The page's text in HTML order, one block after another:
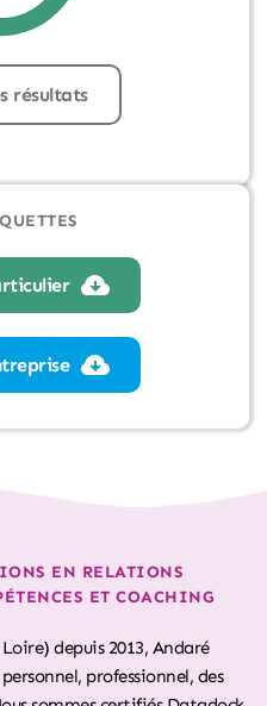
résultats
EN RELATIONS
ET COACHING
depuis 2013, Andaré
professionnel, des